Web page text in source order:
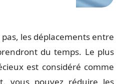
les déplacements entre
du temps. Le plus
est considéré comme